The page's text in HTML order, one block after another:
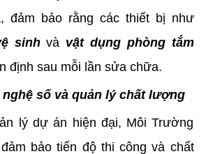
đảm bảo rằng các thiết bị như
sinhvà vật dụng phòng tắm
định sau mỗi lần sửa chữa.
số và quản lý chất lượng
lý dự án hiện đại, Môi Trường
bảo tiến độ thi công và chất